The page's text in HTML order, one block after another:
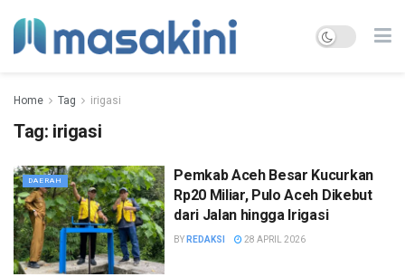
Home Tag irigasi
Tag: irigasi
DAERAH
Pemkab Aceh Besar Kucurkan
Rp20 Miliar, Pulo Aceh Dikebut
dari Jalan hingga Irigasi
BY REDAKSI 28 APRIL 2026